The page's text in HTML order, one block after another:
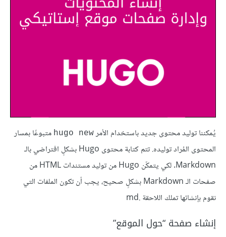
يُمكننا توليد محتوى جديد باستخدام الأمرhugo new متبوعًا بمسار
المحتوى المُراد توليده. تتم كتابة محتوى Hugo بشكلٍ افتراضي بالـ
Markdown. لكي يتمكّن Hugo من توليد مستندات HTML من
صفحات الـ Markdown بشكلٍ صحيح، يجب أن تكون الملفات التي
نقوم بإنشائها تملك اللاحقة .md
إنشاء صفحة “حول الموقع”